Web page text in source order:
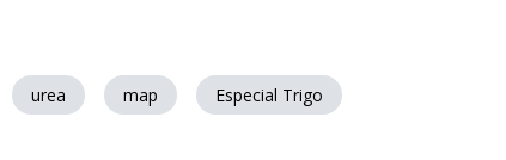
urea map Especial Trigo